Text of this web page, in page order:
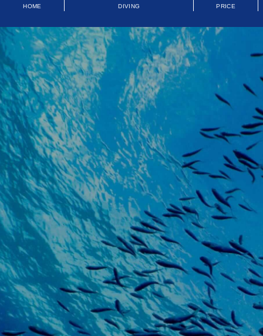
HOME DIVING PRICE